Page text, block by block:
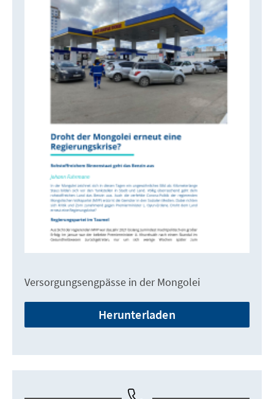
Versorgungsengpässe in der Mongolei
Herunterladen